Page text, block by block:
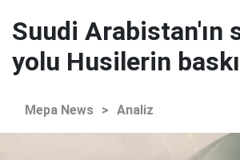
Suudi Arabistan'ın
yolu Husilerin
Mepa News > Analiz